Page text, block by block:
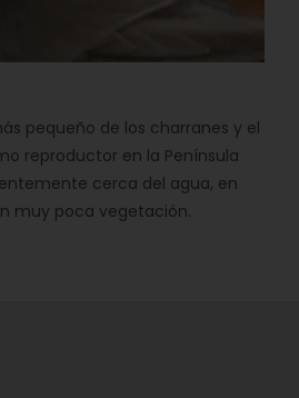
pequeño de los charranes y el
reproductor en la Península
cerca del agua, en
muy poca vegetación.